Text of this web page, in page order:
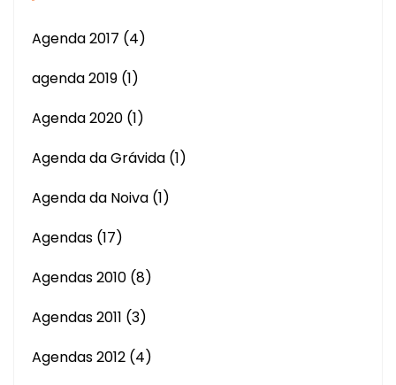
Agenda 2017 (4)
agenda 2019 (1)
Agenda 2020 (1)
Agenda da Grávida (1)
Agenda da Noiva (1)
Agendas (17)
Agendas 2010 (8)
Agendas 2011 (3)
Agendas 2012 (4)